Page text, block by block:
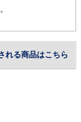
れる商品はこちら